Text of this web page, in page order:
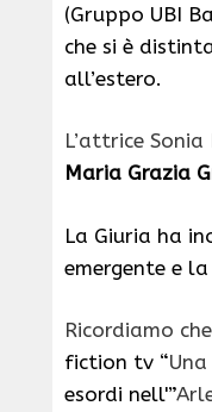
(Gruppo UBI
che si è
all’estero.
L’attrice
Maria Grazia
La Giuria ha
emergente e
Ricordiamo
fiction tv “
esordi nell'”